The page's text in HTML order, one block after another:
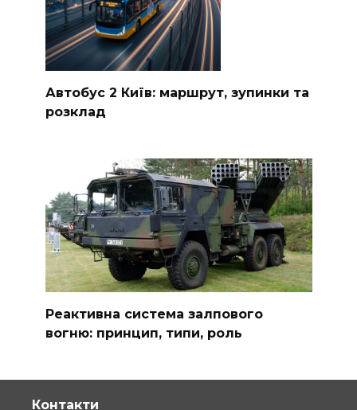
Автобус 2 Київ: маршрут, зупинки та
розклад
Реактивна система залпового
вогню: принцип, типи, роль
Контакти